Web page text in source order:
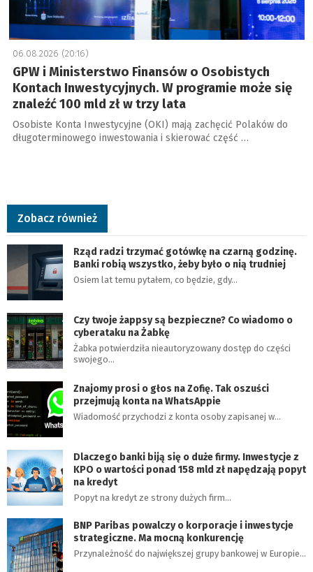
06.08.2026 (20:16)
GPW i Ministerstwo Finansów o Osobistych
Kontach Inwestycyjnych. W programie może się
znaleźć 100 mld zł w trzy lata
Osobiste Konta Inwestycyjne (OKI) mają zachęcić Polaków do
długoterminowego inwestowania i skierować część …
Zobacz również
Rząd radzi trzymać gotówkę na czarną godzinę.
Banki robią wszystko, żeby było o nią trudniej
Osiem lat temu pytałem, co będzie, gdy…
Czy twoje żappsy są bezpieczne? Co wiadomo o
cyberataku na Żabkę
Żabka potwierdziła nieautoryzowany dostęp do części
swojego…
Znajomy prosi o głos na Zofię. Tak oszuści
przejmują konta na WhatsAppie
Wiadomość przychodzi z konta osoby zapisanej w…
Dlaczego banki biją się o duże firmy. Inwestycje z
KPO o wartości ponad 158 mld zł napędzają popyt
na kredyt
Popyt na kredyt ze strony dużych firm…
BNP Paribas powalczy o korporacje i inwestycje
strategiczne. Ma mocną konkurencję
Przynależność do największej grupy bankowej w Europie…